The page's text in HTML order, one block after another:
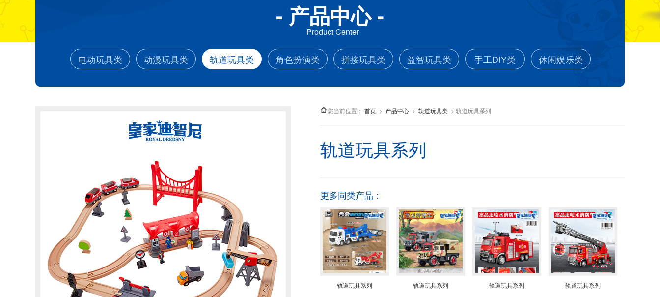
- 产品中心 -
Product Center
电动玩具类 动漫玩具类 轨道玩具类 角色扮演类 拼接玩具类 益智玩具类 手工DIY类 休闲娱乐类
您当前位置： 首页 > 产品中心 > 轨道玩具类 > 轨道玩具系列
轨道玩具系列
更多同类产品：
轨道玩具系列 轨道玩具系列 轨道玩具系列 轨道玩具系列